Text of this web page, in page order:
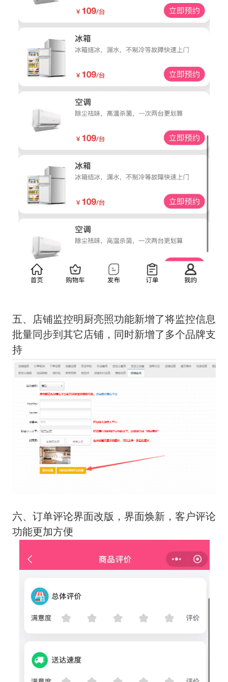
五、店铺监控明厨亮照功能新增了将监控信息
批量同步到其它店铺，同时新增了多个品牌支
持
六、订单评论界面改版，界面焕新，客户评论
功能更加方便